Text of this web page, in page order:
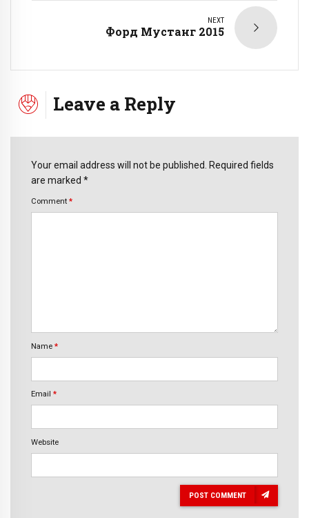
NEXT
Форд Мустанг 2015
Leave a Reply
Your email address will not be published. Required fields
are marked *
Comment *
Name *
Email *
Website
POST COMMENT